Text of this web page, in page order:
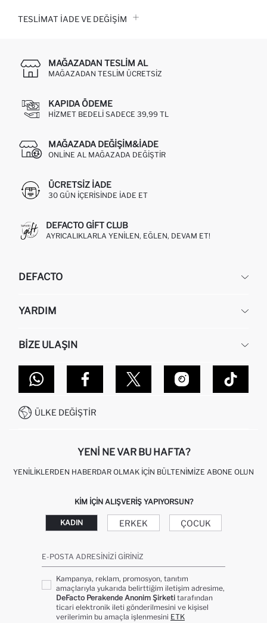
TESLIMAT İADE VE DEĞIŞIM
MAĞAZADAN TESLIM AL
MAĞAZADAN TESLIM ÜCRETSIZ
KAPIDA ÖDEME
HIZMET BEDELI SADECE 39,99 TL
MAĞAZADA DEĞIŞIM&İADE
ONLINE AL MAĞAZADA DEĞIŞTIR
ÜCRETSIZ IADE
30 GÜN IÇERISINDE IADE ET
DEFACTO GIFT CLUB
AYRICALIKLARLA YENILEN, EĞLEN, DEVAM ET!
DEFACTO
HAKKIMIZDA
KURUMSAL SATIŞ
DEFACTO TEKNOLOJI
SITEMAP
YARDIM
SIPARIŞIMI NASIL TAKIP EDERIM?
NASIL İADE EDERIM?
GIFT CLUB SIKÇA SORULAN SORULAR
İŞLEM REHBERI
KAMPANYALAR
BIZE ULAŞIN
MAĞAZALARIMIZ
İLETIŞIM FORMU
0850 333 22 86
ÜLKE DEĞIŞTIR
YENI NE VAR BU HAFTA?
YENILIKLERDEN HABERDAR OLMAK İÇIN BÜLTENIMIZE ABONE OLUN
KIM IÇIN ALIŞVERIŞ YAPIYORSUN?
KADIN ERKEK ÇOCUK
E-POSTA ADRESINIZI GIRINIZ
Kampanya, reklam, promosyon, tanıtım
amaçlarıyla yukarıda belirttiğim iletişim adresime,
DeFacto Perakende Anonim Şirketi tarafından
ticari elektronik ileti gönderilmesini ve kişisel
verilerimin bu amaçla işlenmesini ETK